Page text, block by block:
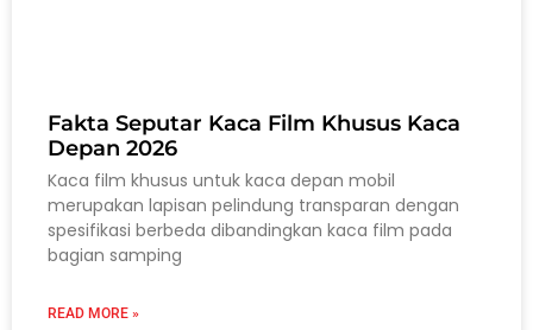
Fakta Seputar Kaca Film Khusus Kaca
Depan 2026
Kaca film khusus untuk kaca depan mobil
merupakan lapisan pelindung transparan dengan
spesifikasi berbeda dibandingkan kaca film pada
bagian samping
READ MORE »